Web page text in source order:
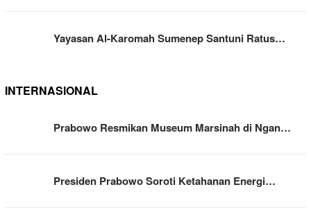
Yayasan Al-Karomah Sumenep Santuni Ratus…
INTERNASIONAL
Prabowo Resmikan Museum Marsinah di Ngan…
Presiden Prabowo Soroti Ketahanan Energi…